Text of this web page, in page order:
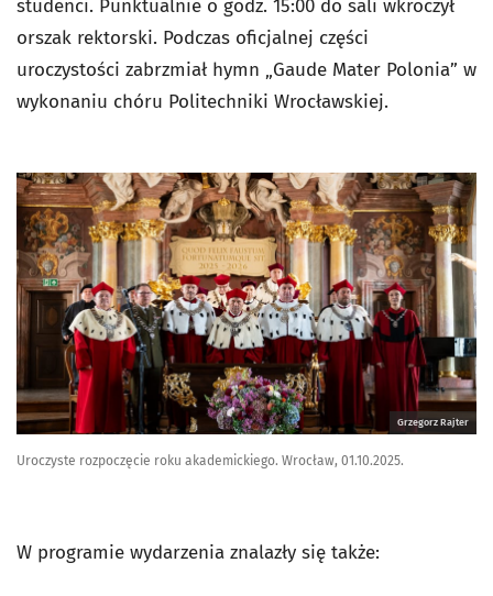
studenci. Punktualnie o godz. 15:00 do sali wkroczył
orszak rektorski. Podczas oficjalnej części
uroczystości zabrzmiał hymn „Gaude Mater Polonia” w
wykonaniu chóru Politechniki Wrocławskiej.
Grzegorz Rajter
Uroczyste rozpoczęcie roku akademickiego. Wrocław, 01.10.2025.
W programie wydarzenia znalazły się także: